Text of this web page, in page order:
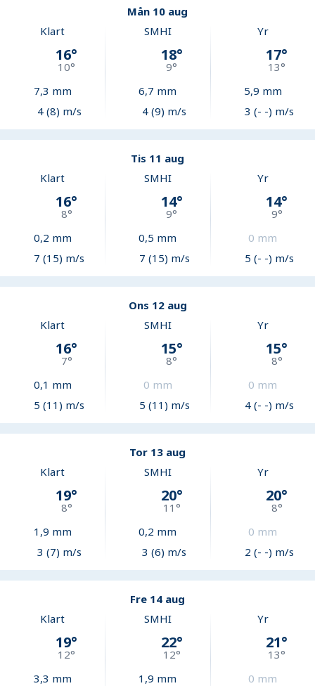
Mån 10 aug
Klart
16°
10°
7,3 mm
4 (8) m/s
SMHI
18°
9°
6,7 mm
4 (9) m/s
Yr
17°
13°
5,9 mm
3 (- -) m/s
Tis 11 aug
Klart
16°
8°
0,2 mm
7 (15) m/s
SMHI
14°
9°
0,5 mm
7 (15) m/s
Yr
14°
9°
0 mm
5 (- -) m/s
Ons 12 aug
Klart
16°
7°
0,1 mm
5 (11) m/s
SMHI
15°
8°
0 mm
5 (11) m/s
Yr
15°
8°
0 mm
4 (- -) m/s
Tor 13 aug
Klart
19°
8°
1,9 mm
3 (7) m/s
SMHI
20°
11 °
0,2 mm
3 (6) m/s
Yr
20°
8°
0 mm
2 (- -) m/s
Fre 14 aug
Klart
19°
12°
3,3 mm
SMHI
22°
12°
1,9 mm
Yr
21°
13°
0 mm